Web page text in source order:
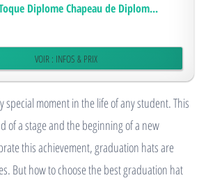
Diplome Chapeau de Diplom...
VOIR : INFOS & PRIX
special moment in the life of any student. This
of a stage and the beginning of a new
this achievement, graduation hats are
But how to choose the best graduation hat